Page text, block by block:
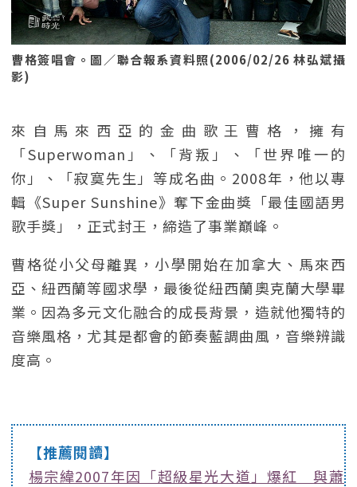
曹格簽唱會。圖／聯合報系資料照(2006/02/26 林弘斌攝
影)
來自馬來西亞的金曲歌王曹格，擁有
「Superwoman」、「背叛」、「世界唯一的
你」、「寂寞先生」等成名曲。2008年，他以專
輯《Super Sunshine》奪下金曲獎「最佳國語男
歌手獎」，正式封王，締造了事業巔峰。
曹格從小父母離異，小學開始在加拿大、馬來西
亞、紐西蘭等國求學，最後從紐西蘭奧克蘭大學畢
業。因為多元文化融合的成長背景，造就他獨特的
音樂風格，尤其是都會的節奏藍調曲風，音樂辨識
度高。
【推薦閱讀】
楊宗緯2007年因「超級星光大道」爆紅 與蕭